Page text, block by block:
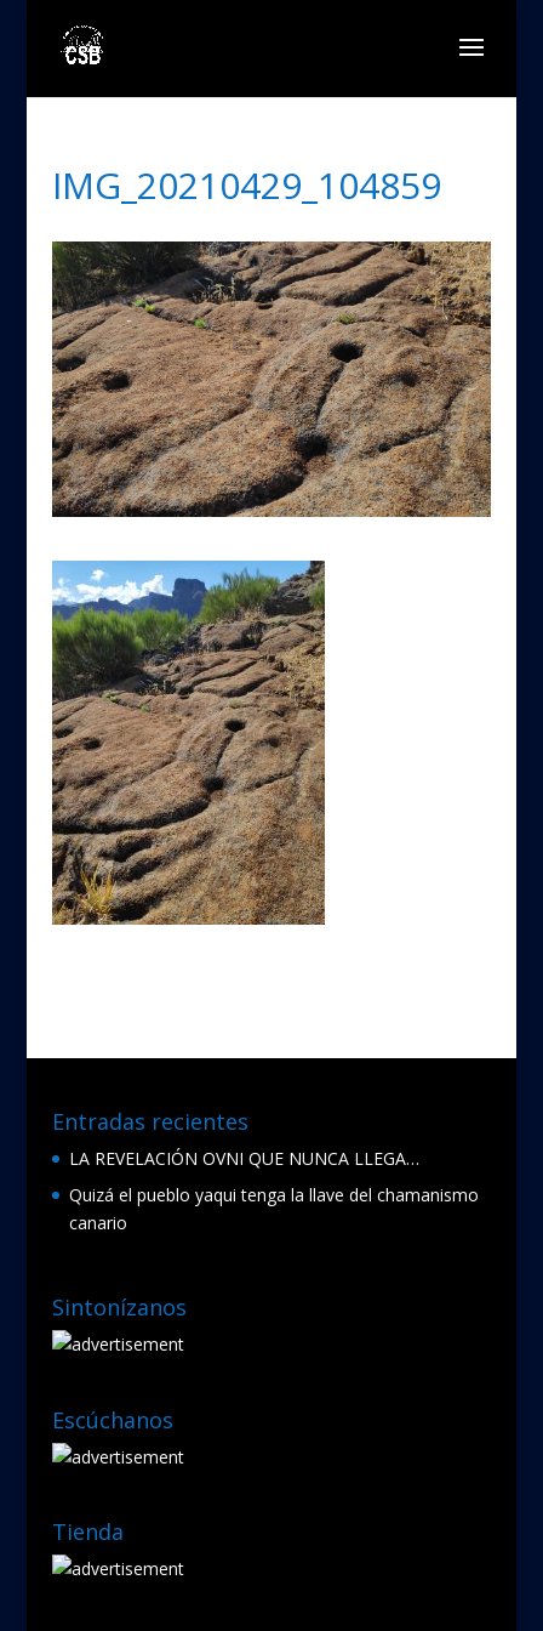
IMG_20210429_104859
Entradas recientes
LA REVELACIÓN OVNI QUE NUNCA LLEGA…
Quizá el pueblo yaqui tenga la llave del chamanismo
canario
Sintonízanos
Escúchanos
Tienda